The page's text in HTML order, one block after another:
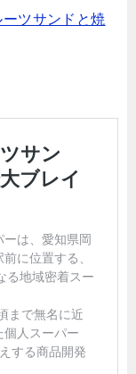
ツサンドと焼